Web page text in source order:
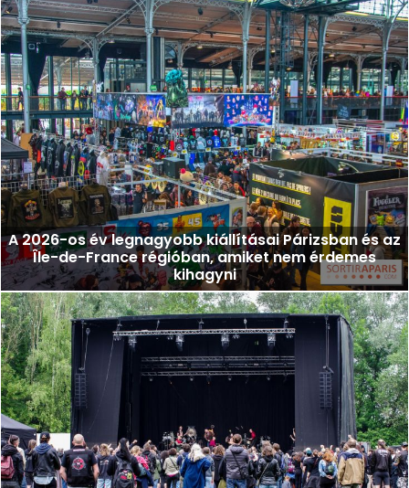
A 2026-os év legnagyobb kiállításai Párizsban és az
Île-de-France régióban, amiket nem érdemes
kihagyni